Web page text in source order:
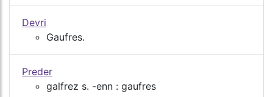
Devri
Gaufres.
Preder
galfrez s. -enn : gaufres